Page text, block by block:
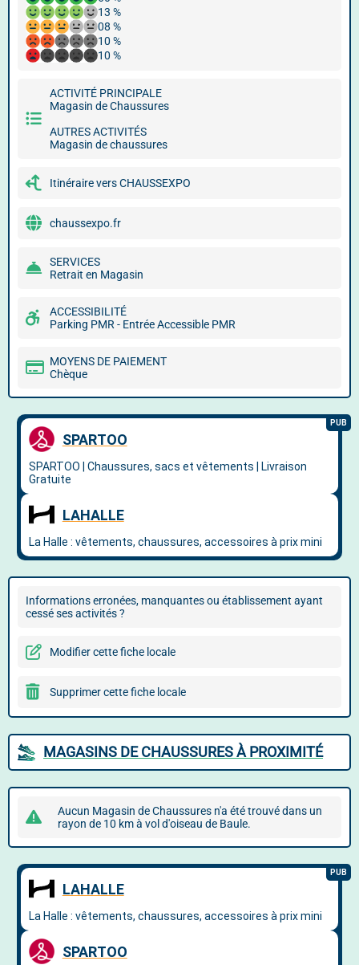
13 %
08 %
10 %
10 %
ACTIVITÉ PRINCIPALE
Magasin de Chaussures
AUTRES ACTIVITÉS
Magasin de chaussures
Itinéraire vers CHAUSSEXPO
chaussexpo.fr
SERVICES
Retrait en Magasin
ACCESSIBILITÉ
Parking PMR - Entrée Accessible PMR
MOYENS DE PAIEMENT
Chèque
Informations erronées, manquantes ou établissement ayant
cessé ses activités ?
Modifier cette fiche locale
Supprimer cette fiche locale
MAGASINS DE CHAUSSURES À PROXIMITÉ
Aucun Magasin de Chaussures n'a été trouvé dans un
rayon de 10 km à vol d'oiseau de Baule.